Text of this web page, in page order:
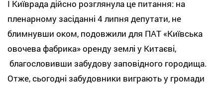
І Київрада дійсно розглянула це питання: на
пленарному засіданні 4 липня депутати, не
блимнувши оком, подовжили для ПАТ «Київська
овочева фабрика» оренду землі у Китаєві,
благословивши забудову заповідного городища.
Отже, сьогодні забудовники виграють у громади